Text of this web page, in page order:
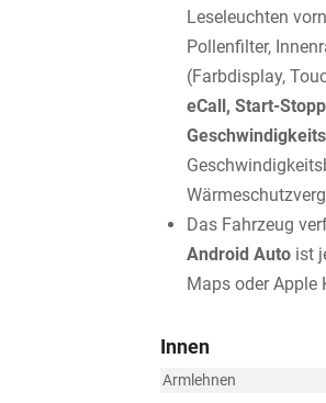
Leseleuchten
Pollenfilter,
(Farbdisplay,
eCall, Start-
Das Fahrzeug
Android Auto ist
Maps oder Apple
Innen
Armlehnen